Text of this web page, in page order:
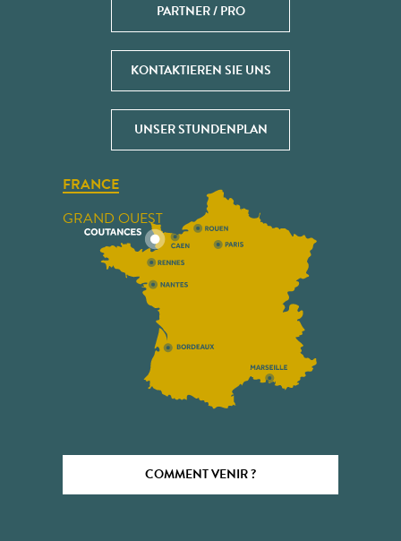
PARTNER / PRO
KONTAKTIEREN SIE UNS
UNSER STUNDENPLAN
FRANCE
GRAND OUEST
COMMENT VENIR ?